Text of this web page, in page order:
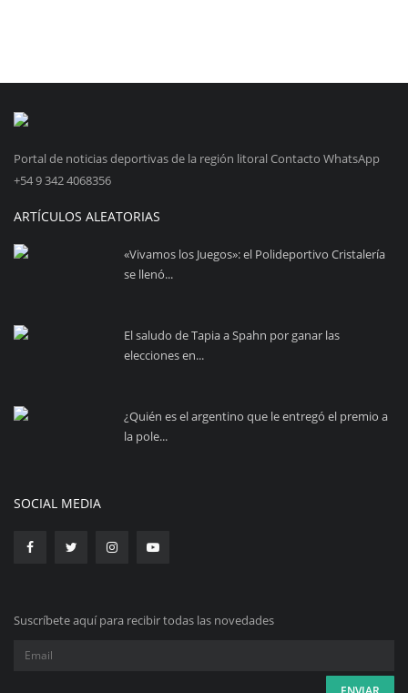
Portal de noticias deportivas de la región litoral Contacto WhatsApp
+54 9 342 4068356
ARTÍCULOS ALEATORIAS
«Vivamos los Juegos»: el Polideportivo Cristalería
se llenó...
El saludo de Tapia a Spahn por ganar las
elecciones en...
¿Quién es el argentino que le entregó el premio a
la pole...
SOCIAL MEDIA
Suscríbete aquí para recibir todas las novedades